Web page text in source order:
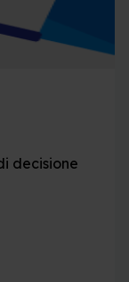
decisione